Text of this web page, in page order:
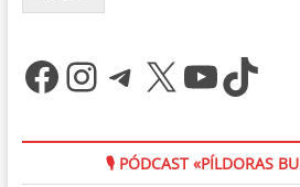
Facebook
Instagram
Telegram
X
🎙 PÓDCAST «PÍLDORAS